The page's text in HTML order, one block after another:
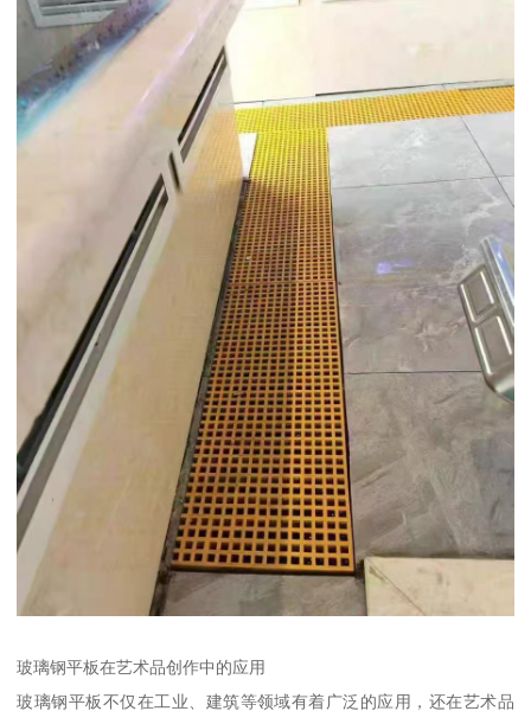
玻璃钢平板在艺术品创作中的应用
玻璃钢平板不仅在工业、建筑等领域有着广泛的应用，还在艺术品